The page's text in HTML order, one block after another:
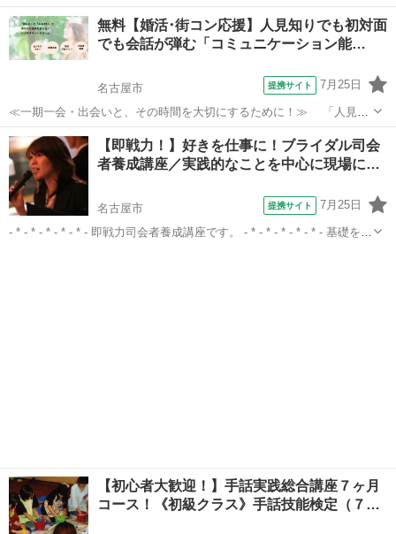
スムーズに行う力が試されることが特長です。実践的なスキルを身に
つけることができるため、多くの方が受験されています。 ■講座の特
徴■ Illustratorク...
愛知 名古屋市 その他
無料【婚活･街コン応援】人見知りでも初対面
でも会話が弾む「コミュニケーション能…
名古屋市 提携サイト 7月25日
≪一期一会・出会いと、その時間を大切にするために！≫ 「人見知
りだから・・」「コミュニケーションが苦手だから・・」と、せっか
くの出会いを逃したり、損をしていませんか？ ①「コミュニケーショ
ン力ＵＰ」して、ちょっとしたコツで...
愛知 名古屋市 話し方
【即戦力！】好きを仕事に！ブライダル司会
者養成講座／実践的なことを中心に現場に…
名古屋市 提携サイト 7月25日
- * - * - * - * - * - 即戦力司会者養成講座です。 - * - * - * - * - * - 基礎を習
【初心者大歓迎！】手話実践総合講座７ヶ月
コース！《初級クラス》手話技能検定（７…